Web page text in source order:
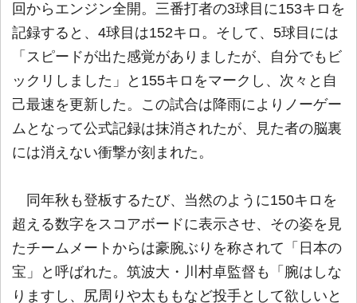
回からエンジン全開。三番打者の3球目に153キロを
記録すると、4球目は152キロ。そして、5球目には
「スピードが出た感覚がありましたが、自分でもビ
ックリしました」と155キロをマークし、次々と自
己最速を更新した。この試合は降雨によりノーゲー
ムとなって公式記録は抹消されたが、見た者の脳裏
には消えない衝撃が刻まれた。
同年秋も登板するたび、当然のように150キロを
超える数字をスコアボードに表示させ、その姿を見
たチームメートからは豪腕ぶりを称されて「日本の
宝」と呼ばれた。筑波大・川村卓監督も「腕はしな
りますし、尻周りや太ももなど投手として欲しいと